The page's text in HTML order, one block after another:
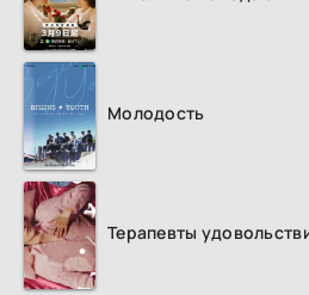
Молодость
Терапевты